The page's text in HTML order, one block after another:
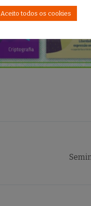
Aceito todos os cookies